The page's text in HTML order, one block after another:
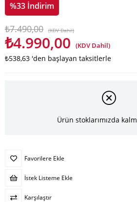
%33 İndirim
₺7.490,00 (KDV Dahil)
₺4.990,00 (KDV Dahil)
₺538,63 'den başlayan taksitlerle
Ürün stoklarımızda
Favorilere Ekle
İstek Listeme Ekle
Karşılaştır